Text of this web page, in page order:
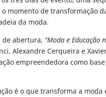
momento de transformação
da moda.
de abertura, “Moda e Educação
Alexandre Cerqueira e
empreendedora como
é o que transforma a